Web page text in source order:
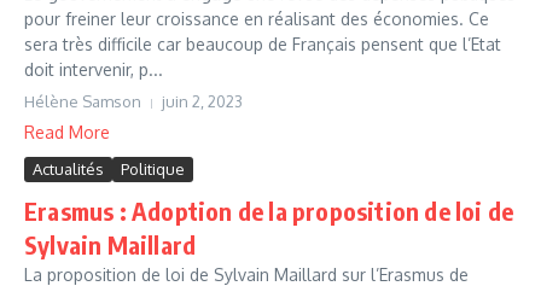
pour freiner leur croissance en réalisant des économies. Ce
sera très difficile car beaucoup de Français pensent que l’Etat
doit intervenir, p...
Hélène Samson juin 2, 2023
Read More
Actualités Politique
Erasmus : Adoption de la proposition de loi de
Sylvain Maillard
La proposition de loi de Sylvain Maillard sur l’Erasmus de